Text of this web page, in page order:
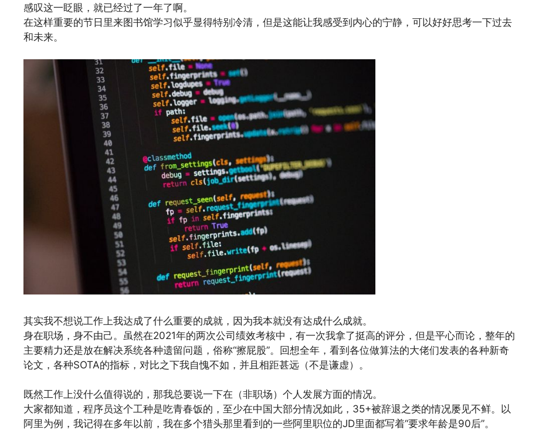
感叹这一眨眼，就已经过了一年了啊。
在这样重要的节日里来图书馆学习似乎显得特别冷清，但是这能让我感受到内心的宁静，可以好好思考一下过去
和未来。
其实我不想说工作上我达成了什么重要的成就，因为我本就没有达成什么成就。
身在职场，身不由己。虽然在2021年的两次公司绩效考核中，有一次我拿了挺高的评分，但是平心而论，整年的
主要精力还是放在解决系统各种遗留问题，俗称“擦屁股”。回想全年，看到各位做算法的大佬们发表的各种新奇
论文，各种SOTA的指标，对比之下我自愧不如，并且相距甚远（不是谦虚）。
既然工作上没什么值得说的，那我总要说一下在（非职场）个人发展方面的情况。
大家都知道，程序员这个工种是吃青春饭的，至少在中国大部分情况如此，35+被辞退之类的情况屡见不鲜。以
阿里为例，我记得在多年以前，我在多个猎头那里看到的一些阿里职位的JD里面都写着“要求年龄是90后”。